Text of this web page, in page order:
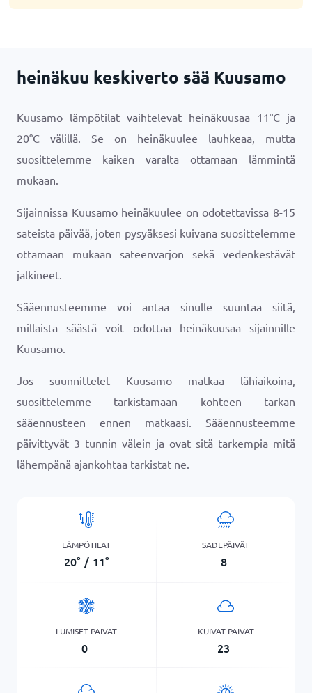
heinäkuu keskiverto sää Kuusamo
Kuusamo lämpötilat vaihtelevat heinäkuusaa 11°C ja
20°C välillä. Se on heinäkuulee lauhkeaa, mutta
suosittelemme kaiken varalta ottamaan lämmintä
mukaan.
Sijainnissa Kuusamo heinäkuulee on odotettavissa 8-15
sateista päivää, joten pysyäksesi kuivana suosittelemme
ottamaan mukaan sateenvarjon sekä vedenkestävät
jalkineet.
Sääennusteemme voi antaa sinulle suuntaa siitä,
millaista säästä voit odottaa heinäkuusaa sijainnille
Kuusamo.
Jos suunnittelet Kuusamo matkaa lähiaikoina,
suosittelemme tarkistamaan kohteen tarkan
sääennusteen ennen matkaasi. Sääennusteemme
päivittyvät 3 tunnin välein ja ovat sitä tarkempia mitä
lähempänä ajankohtaa tarkistat ne.
LÄMPÖTILAT
20° / 11°
SADEPÄIVÄT
8
LUMISET PÄIVÄT
0
KUIVAT PÄIVÄT
23